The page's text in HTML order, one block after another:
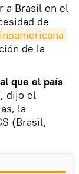
a Brasil en el
de
de la
que el país
dijo el
la
(Brasil,